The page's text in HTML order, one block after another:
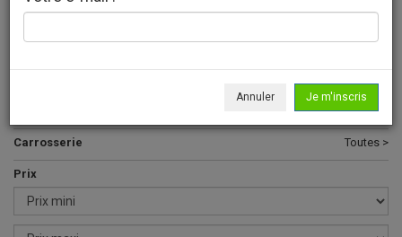
> Rechercher un véhicule
Tous >
Carrosserie Toutes >
Prix
Annuler Je m'inscris